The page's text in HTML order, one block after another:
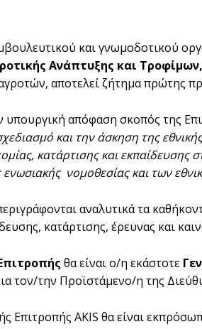
και γνωμοδοτικού
Ανάπτυξης και
αποτελεί ζήτημα πρώτης
απόφαση σκοπός της
και την άσκηση της
κατάρτισης και εκπαίδευσης
ενωσιακής νομοθεσίας και των
αναλυτικά τα
κατάρτισης, έρευνας και
θα είναι ο/η εκάστοτε
τον/την Προϊστάμενο/η της
Επιτροπής AKIS θα είναι